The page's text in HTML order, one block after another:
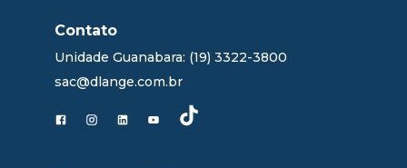
Contato
Unidade Guanabara: (19) 3322-3800
sac@dlange.com.br